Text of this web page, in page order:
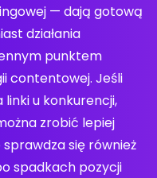
— dają gotową
działania
punktem
contentowej. Jeśli
u konkurencji,
zrobić lepiej
sprawdza się również
spadkach pozycji